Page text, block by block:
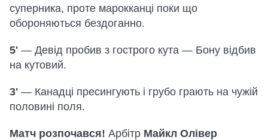
суперника, проте марокканці поки що
обороняються бездоганно.
5' — Девід пробив з гострого кута — Бону відбив
на кутовий.
3' — Канадці пресингують і грубо грають на чужій
половині поля.
Матч розпочався! Арбітр Майкл Олівер